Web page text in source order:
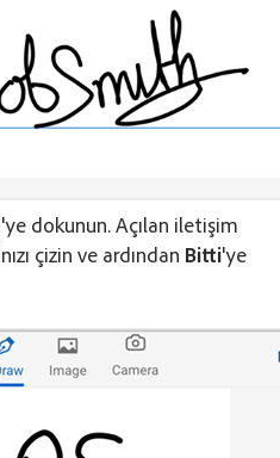
'ye dokunun. Açılan iletişim
çizin ve ardından Bitti'ye